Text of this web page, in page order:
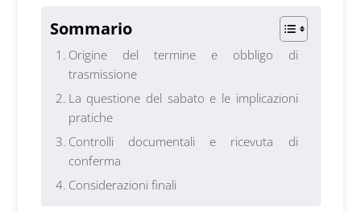
Sommario
Origine del termine e obbligo di
trasmissione
La questione del sabato e le implicazioni
pratiche
Controlli documentali e ricevuta di
conferma
Considerazioni finali